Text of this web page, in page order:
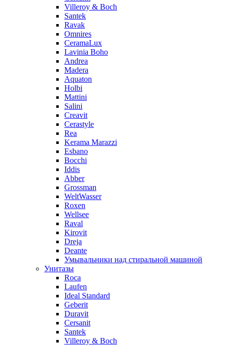
Villeroy & Boch
Santek
Ravak
Omnires
CeramaLux
Lavinia Boho
Andrea
Madera
Aquaton
Holbi
Mattini
Salini
Creavit
Cerastyle
Rea
Kerama Marazzi
Esbano
Bocchi
Iddis
Abber
Grossman
WeltWasser
Roxen
Wellsee
Raval
Kirovit
Dreja
Deante
Умывальники над стиральной машиной
Унитазы
Roca
Laufen
Ideal Standard
Geberit
Duravit
Cersanit
Santek
Villeroy & Boch